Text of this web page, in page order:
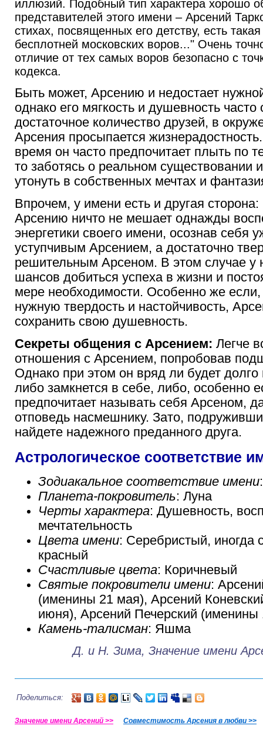
иллюзий. Подобный тип характера хорошо
представителей этого имени – Арсений
стихах, посвященных его детству, есть
бесплотней московских воров..." Очень
отличие от тех самых воров безопасно с
кодекса.
Быть может, Арсению и недостает
однако его мягкость и душевность
достаточное количество друзей, в
Арсения просыпается
время он часто предпочитает плыть по
то заботясь о реальном существовании
утонуть в собственных мечтах и
Впрочем, у имени есть и другая сторона:
Арсению ничто не мешает однажды
энергетики своего имени, осознав себя
уступчивым Арсением, а достаточно
решительным Арсеном. В этом случае у
шансов добиться успеха в жизни и
мере необходимости. Особенно же
нужную твердость и настойчивость,
сохранить свою душевность.
Секреты общения с Арсением: Легче
отношения с Арсением, попробовав
Однако при этом он вряд ли будет
либо замкнется в себе, либо, особенно
предпочитает называть себя Арсеном,
отповедь насмешнику. Зато,
найдете надежного преданного друга.
Астрологическое соответствие
Зодиакальное соответствие имени
Планета-покровитель: Луна
Черты характера: Душевность,
мечтательность
Цвета имени: Серебристый, иногда
красный
Счастливые цвета: Коричневый
Святые покровители имени:
(именины 21 мая), Арсений
июня), Арсений Печерский (именины
Камень-талисман: Яшма
Д. и Н. Зима, Значение имени
Поделиться:
Значение имени Арсений >>
Совместимость Арсения в любви >>